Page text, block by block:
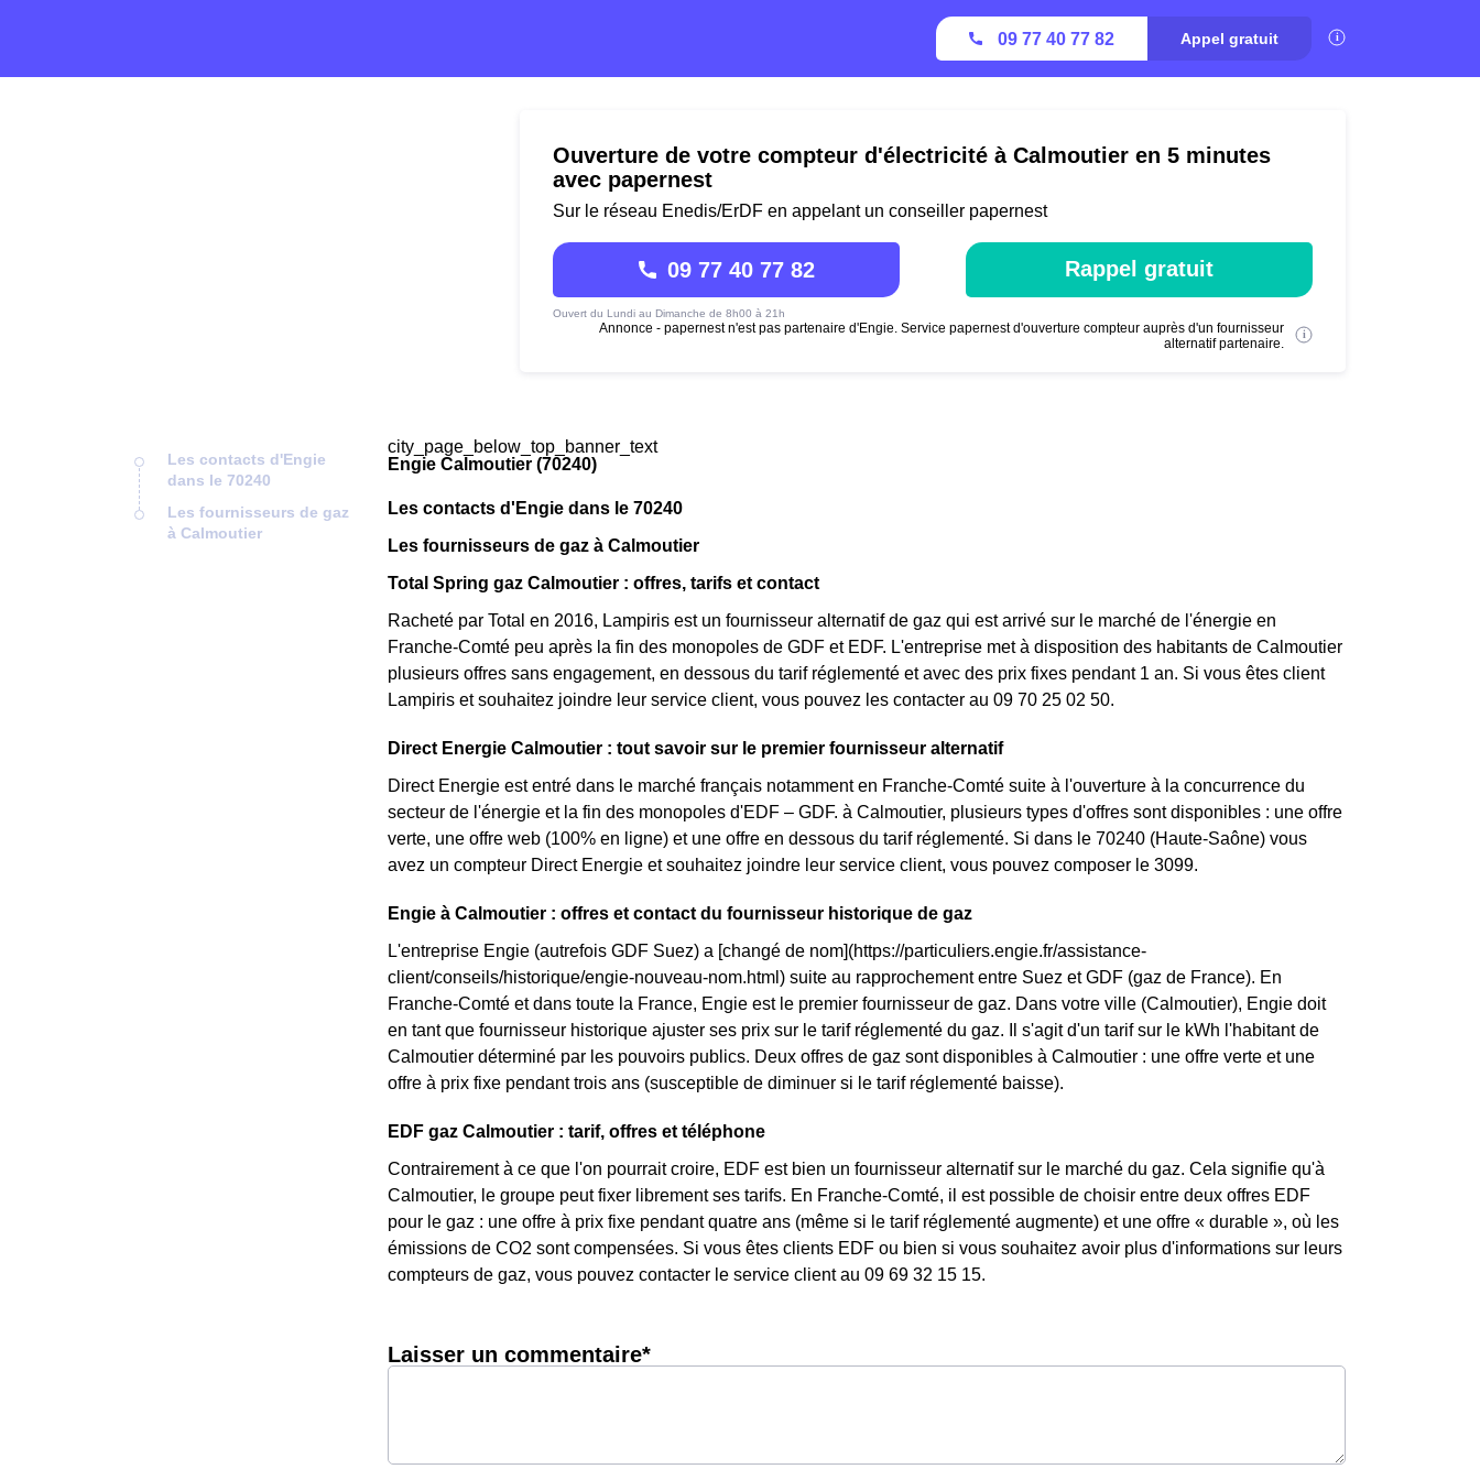
09 77 40 77 82 Appel gratuit
Ouverture de votre compteur d'électricité à Calmoutier en 5 minutes
avec papernest
Sur le réseau Enedis/ErDF en appelant un conseiller papernest
09 77 40 77 82
Ouvert du Lundi au Dimanche de 8h00 à 21h
Rappel gratuit
Annonce - papernest n'est pas partenaire d'Engie. Service papernest d'ouverture compteur auprès d'un fournisseur
alternatif partenaire.
Les contacts d'Engie
dans le 70240
Les fournisseurs de gaz
à Calmoutier
city_page_below_top_banner_text
Engie Calmoutier (70240)
Les contacts d'Engie dans le 70240
Les fournisseurs de gaz à Calmoutier
Total Spring gaz Calmoutier : offres, tarifs et contact
Racheté par Total en 2016, Lampiris est un fournisseur alternatif de gaz qui est arrivé sur le marché de l'énergie en
Franche-Comté peu après la fin des monopoles de GDF et EDF. L'entreprise met à disposition des habitants de Calmoutier
plusieurs offres sans engagement, en dessous du tarif réglementé et avec des prix fixes pendant 1 an. Si vous êtes client
Lampiris et souhaitez joindre leur service client, vous pouvez les contacter au 09 70 25 02 50.
Direct Energie Calmoutier : tout savoir sur le premier fournisseur alternatif
Direct Energie est entré dans le marché français notamment en Franche-Comté suite à l'ouverture à la concurrence du
secteur de l'énergie et la fin des monopoles d'EDF – GDF. à Calmoutier, plusieurs types d'offres sont disponibles : une offre
verte, une offre web (100% en ligne) et une offre en dessous du tarif réglementé. Si dans le 70240 (Haute-Saône) vous
avez un compteur Direct Energie et souhaitez joindre leur service client, vous pouvez composer le 3099.
Engie à Calmoutier : offres et contact du fournisseur historique de gaz
L'entreprise Engie (autrefois GDF Suez) a [changé de nom](https://particuliers.engie.fr/assistance-
client/conseils/historique/engie-nouveau-nom.html) suite au rapprochement entre Suez et GDF (gaz de France). En
Franche-Comté et dans toute la France, Engie est le premier fournisseur de gaz. Dans votre ville (Calmoutier), Engie doit
en tant que fournisseur historique ajuster ses prix sur le tarif réglementé du gaz. Il s'agit d'un tarif sur le kWh l'habitant de
Calmoutier déterminé par les pouvoirs publics. Deux offres de gaz sont disponibles à Calmoutier : une offre verte et une
offre à prix fixe pendant trois ans (susceptible de diminuer si le tarif réglementé baisse).
EDF gaz Calmoutier : tarif, offres et téléphone
Contrairement à ce que l'on pourrait croire, EDF est bien un fournisseur alternatif sur le marché du gaz. Cela signifie qu'à
Calmoutier, le groupe peut fixer librement ses tarifs. En Franche-Comté, il est possible de choisir entre deux offres EDF
pour le gaz : une offre à prix fixe pendant quatre ans (même si le tarif réglementé augmente) et une offre « durable », où les
émissions de CO2 sont compensées. Si vous êtes clients EDF ou bien si vous souhaitez avoir plus d'informations sur leurs
compteurs de gaz, vous pouvez contacter le service client au 09 69 32 15 15.
Laisser un commentaire*